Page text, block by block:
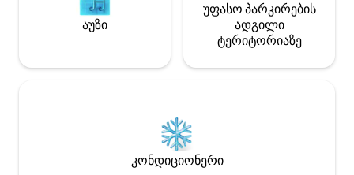
აუზი
უფასო პარკირების
ადგილი
ტერიტორიაზე
კონდიციონერი